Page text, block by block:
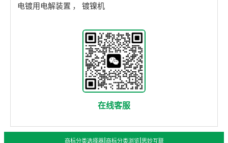
电镀用电解装置 ， 镀镍机
在线客服
商标分类选择器| 商标分类浏览| 思妙互联